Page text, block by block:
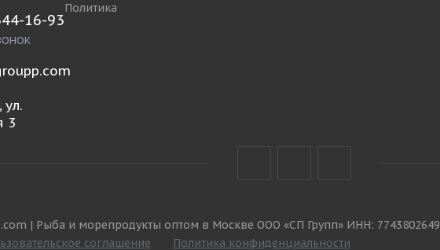
Политика
16-93
ул.
3
| Рыба и морепродукты оптом в Москве ООО «СП Групп» ИНН: 7743802649
соглашение
Политика конфиденциальности